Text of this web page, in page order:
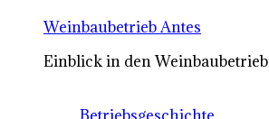
Weinbaubetrieb Antes
Einblick in den Weinbaubetrieb